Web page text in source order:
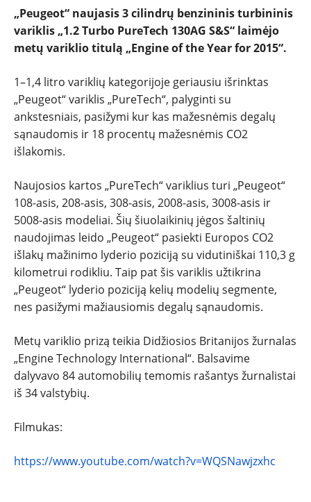
NAUJIENOS
TESTAI
NAUJI
REPORTAŽAI
SPORTAS
PATARIMAI
„Peugeot“ naujasis 3 cilindrų benzininis turbininis
variklis „1.2 Turbo PureTech 130AG S&S“ laimėjo
metų variklio titulą „Engine of the Year for 2015“.
1–1,4 litro variklių kategorijoje geriausiu išrinktas
„Peugeot“ variklis „PureTech“, palyginti su
ankstesniais, pasižymi kur kas mažesnėmis degalų
sąnaudomis ir 18 procentų mažesnėmis CO2
išlakomis.
Naujosios kartos „PureTech“ variklius turi „Peugeot“
108-asis, 208-asis, 308-asis, 2008-asis, 3008-asis ir
5008-asis modeliai. Šių šiuolaikinių jėgos šaltinių
naudojimas leido „Peugeot“ pasiekti Europos CO2
išlakų mažinimo lyderio poziciją su vidutiniškai 110,3 g
kilometrui rodikliu. Taip pat šis variklis užtikrina
„Peugeot“ lyderio poziciją kelių modelių segmente,
nes pasižymi mažiausiomis degalų sąnaudomis.
Metų variklio prizą teikia Didžiosios Britanijos žurnalas
„Engine Technology International“. Balsavime
dalyvavo 84 automobilių temomis rašantys žurnalistai
iš 34 valstybių.
Filmukas:
https://www.youtube.com/watch?v=WQSNawjzxhc